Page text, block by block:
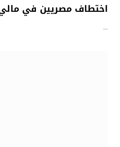
اختطاف مصريين في
…